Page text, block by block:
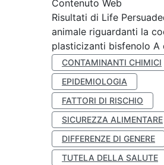
Contenuto Web
Risultati di Life
animale riguardanti la
plasticizanti bisfenolo A
CONTAMINANTI CHIMICI
EPIDEMIOLOGIA
FATTORI DI RISCHIO
SICUREZZA ALIMENTARE
DIFFERENZE DI GENERE
TUTELA DELLA SALUTE